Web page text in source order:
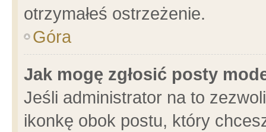
otrzymałeś ostrzeżenie.
Góra
Jak mogę zgłosić posty
Jeśli administrator na to
ikonkę obok postu, który